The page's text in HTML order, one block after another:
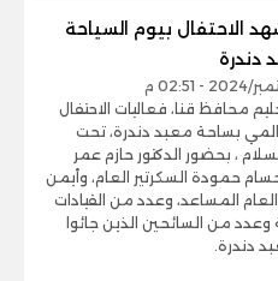
الاحتفال بيوم السياحة
دندرة
محافظ قنا، فعاليات الاحتفال
بساحة معبد دندرة، تحت
، بحضور الدكتور حازم عمر
حمودة السكرتير العام، وأيمن
المساعد، وعدد من القيادات
وعدد من السائحين الذين جائوا
دندرة.